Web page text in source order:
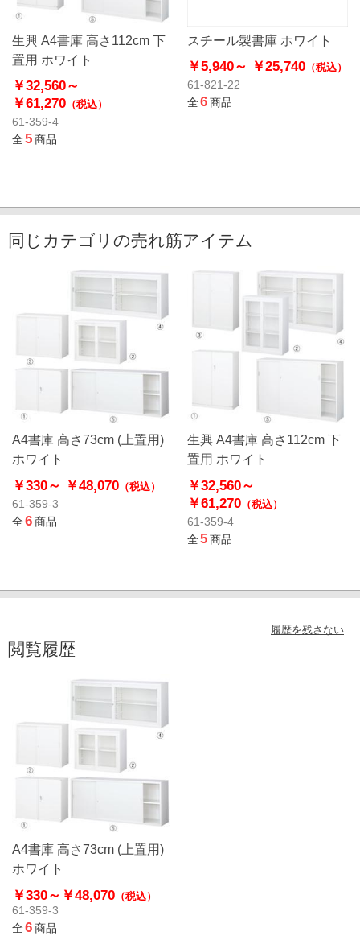
生興 A4書庫 高さ112cm 下
置用 ホワイト
￥32,560～
￥61,270 （税込）
61-359-4
全5商品
スチール製書庫 ホワイト
￥5,940～ ￥25,740（税込）
61-821-22
全6商品
同じカテゴリの売れ筋アイテム
A4書庫 高さ73cm (上置用)
ホワイト
￥330～ ￥48,070 （税込）
61-359-3
全6商品
生興 A4書庫 高さ112cm 下
置用 ホワイト
￥32,560～
￥61,270（税込）
61-359-4
全5商品
履歴を残さない
閲覧履歴
A4書庫 高さ73cm (上置用)
ホワイト
￥330～ ￥48,070 （税込）
61-359-3
全6商品